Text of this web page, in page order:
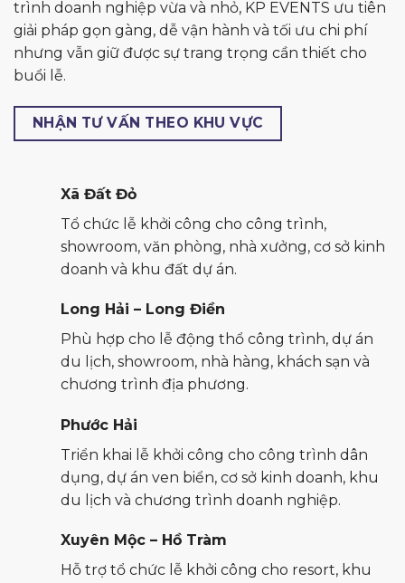
trình doanh nghiệp vừa và nhỏ, KP EVENTS ưu tiên
giải pháp gọn gàng, dễ vận hành và tối ưu chi phí
nhưng vẫn giữ được sự trang trọng cần thiết cho
buổi lễ.
NHẬN TƯ VẤN THEO KHU VỰC
Xã Đất Đỏ
Tổ chức lễ khởi công cho công trình,
showroom, văn phòng, nhà xưởng, cơ sở kinh
doanh và khu đất dự án.
Long Hải – Long Điền
Phù hợp cho lễ động thổ công trình, dự án
du lịch, showroom, nhà hàng, khách sạn và
chương trình địa phương.
Phước Hải
Triển khai lễ khởi công cho công trình dân
dụng, dự án ven biển, cơ sở kinh doanh, khu
du lịch và chương trình doanh nghiệp.
Xuyên Mộc – Hồ Tràm
Hỗ trợ tổ chức lễ khởi công cho resort, khu